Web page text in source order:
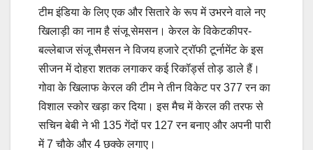
टीम इंडिया के लिए एक और सितारे के रूप में उभरने वाले नए
खिलाड़ी का नाम है संजू सेमसन। केरल के विकेटकीपर-
बल्लेबाज संजू सैमसन ने विजय हजारे ट्रॉफी टूर्नामेंट के इस
सीजन में दोहरा शतक लगाकर कई रिकॉर्ड्स तोड़ डाले हैं।
गोवा के खिलाफ केरल की टीम ने तीन विकेट पर 377 रन का
विशाल स्कोर खड़ा कर दिया। इस मैच में केरल की तरफ से
सचिन बेबी ने भी 135 गेंदों पर 127 रन बनाए और अपनी पारी
में 7 चौके और 4 छक्के लगाए।